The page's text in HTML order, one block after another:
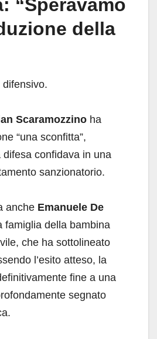
“Speravamo
della
Scaramozzino ha
“una sconfitta”,
confidava in una
sanzionatorio.
anche Emanuele De
famiglia della bambina
che ha sottolineato
l’esito atteso, la
fine a una
segnato